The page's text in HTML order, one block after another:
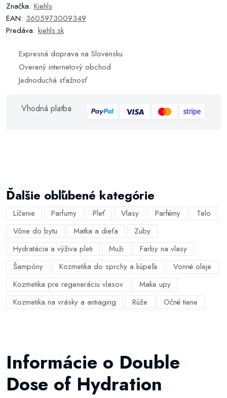
Značka: Kiehls
EAN: 3605973009349
Predáva: kiehls.sk
Expresná doprava na Slovensku
Overený internetový obchod
Jednoduchá sťažnosť
Vhodná platba
Ďalšie obľúbené kategórie
Líčenie Parfumy Pleť Vlasy Parfémy
Telo
Vône do bytu
Matka a dieťa
Zuby
Hydratácia a výživa pleti
Muži
Farby na vlasy
Šampóny
Kozmetika do sprchy a kúpeľa
Vonné oleje
Kozmetika pre regeneráciu vlasov
Make upy
Kozmetika na vrásky a antiaging
Rúže Očné tiene
Informácie o Double
Dose of Hydration